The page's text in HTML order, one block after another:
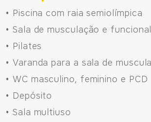
• Piscina com raia semiolímpica
• Sala de musculação e funcional
• Pilates
• Varanda para a sala de
• WC masculino, feminino e PCD
• Depósito
• Sala multiuso